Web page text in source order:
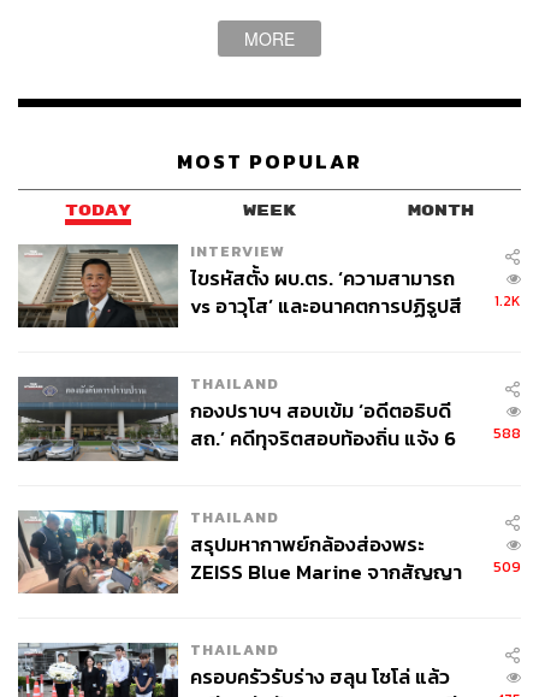
MORE
MOST POPULAR
TODAY WEEK MONTH
INTERVIEW
ไขรหัสตั้ง ผบ.ตร. ‘ความสามารถ
vs อาวุโส’ และอนาคตการปฏิรูปสี
1.2K
THAILAND
กองปราบฯ สอบเข้ม ‘อดีตอธิบดี
สถ.’ คดีทุจริตสอบท้องถิ่น แจ้ง 6
588
THAILAND
สรุปมหากาพย์กล้องส่องพระ
ZEISS Blue Marine จากสัญญา
จ่ายหนี้-แอบระบุแบรนด์
509
THAILAND
ครอบครัวรับร่าง ฮลุน โซโล่ แล้ว